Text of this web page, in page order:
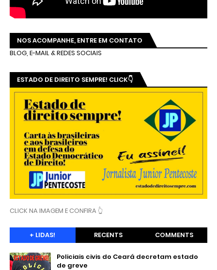
NOS ACOMPANHE, ENTRE EM CONTATO
BLOG, E-MAIL & REDES SOCIAIS
ESTADO DE DIREITO SEMPRE! CLICK👇
CLICK NA IMAGEM E CONFIRA 👆
+ LIDAS! RECENTS COMMENTS
Policiais civis do Ceará decretam estado
de greve